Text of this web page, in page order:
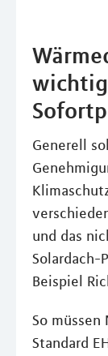
Generell
und das
Solardach-
Beispiel
So
Standard